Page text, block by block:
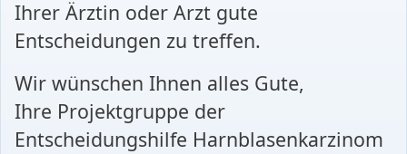
Ihrer Ärztin oder Arzt gute
Entscheidungen zu treffen.
Wir wünschen Ihnen alles Gute,
Ihre Projektgruppe der
Entscheidungshilfe Harnblasenkarzinom